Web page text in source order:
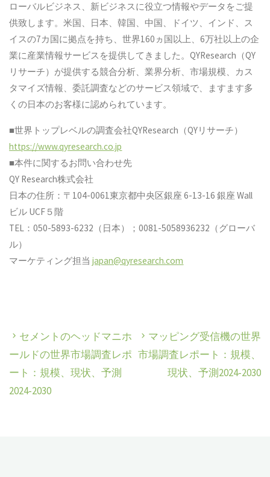
ローバルビジネス、新ビジネスに役立つ情報やデータをご提
供致します。米国、日本、韓国、中国、ドイツ、インド、ス
イスの7カ国に拠点を持ち、世界160ヵ国以上、6万社以上の企
業に産業情報サービスを提供してきました。QYResearch（QY
リサーチ）が提供する競合分析、業界分析、市場規模、カス
タマイズ情報、委託調査などのサービス領域で、ますます多
くの日本のお客様に認められています。
■世界トップレベルの調査会社QYResearch（QYリサーチ）
https://www.qyresearch.co.jp
■本件に関するお問い合わせ先
QY Research株式会社
日本の住所：〒104-0061東京都中央区銀座 6-13-16 銀座 Wall
ビル UCF５階
TEL：050-5893-6232（日本）；0081-5058936232（グローバ
ル）
マーケティング担当japan@qyresearch.com
セメントのヘッドマニホ
ールドの世界市場調査レポ
ート：規模、現状、予測
2024-2030
マッピング受信機の世界
市場調査レポート：規模、
現状、予測2024-2030